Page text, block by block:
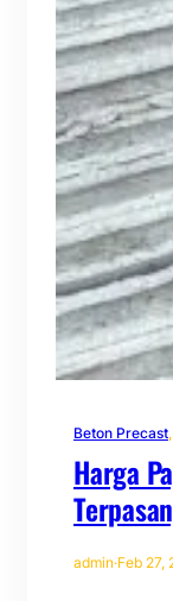
Beton Precast,
Harga
admin·Feb 27,